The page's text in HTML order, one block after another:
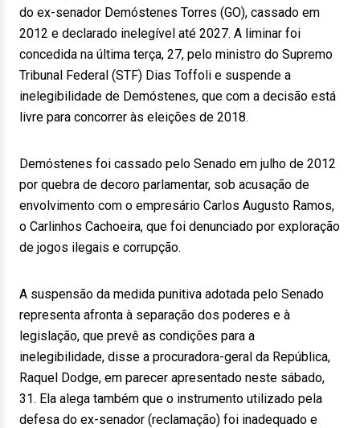
do ex-senador Demóstenes Torres (GO), cassado em
2012 e declarado inelegível até 2027. A liminar foi
concedida na última terça, 27, pelo ministro do Supremo
Tribunal Federal (STF) Dias Toffoli e suspende a
inelegibilidade de Demóstenes, que com a decisão está
livre para concorrer às eleições de 2018.
Demóstenes foi cassado pelo Senado em julho de 2012
por quebra de decoro parlamentar, sob acusação de
envolvimento com o empresário Carlos Augusto Ramos,
o Carlinhos Cachoeira, que foi denunciado por exploração
de jogos ilegais e corrupção.
A suspensão da medida punitiva adotada pelo Senado
representa afronta à separação dos poderes e à
legislação, que prevê as condições para a
inelegibilidade, disse a procuradora-geral da República,
Raquel Dodge, em parecer apresentado neste sábado,
31. Ela alega também que o instrumento utilizado pela
defesa do ex-senador (reclamação) foi inadequado e